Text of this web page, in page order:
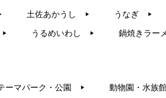
土佐あかうし ▶︎ うなぎ ▶︎
▶︎ うるめいわし ▶︎ 鍋焼きラー
ーマパーク・公園 ▶︎ 動物園・水族